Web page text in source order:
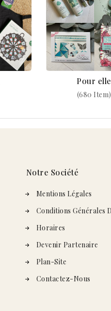
Pour elle
(680 Item)
Notre Société
Mentions Légales
Conditions Générales
Horaires
Devenir Partenaire
Plan-Site
Contactez-Nous